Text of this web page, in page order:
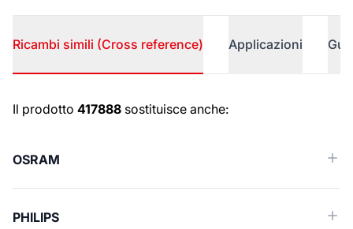
Ricambi simili (Cross reference) Applicazioni
Ricambi simili (Cross reference)
Il prodotto 417888 sostituisce anche:
OSRAM
PHILIPS